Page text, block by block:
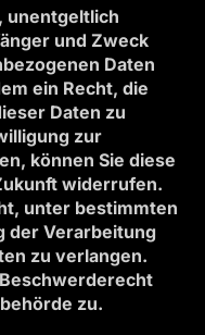
unentgeltlich
und Zweck
Daten
ein Recht, die
Daten zu
zur
können Sie diese
widerrufen.
unter bestimmten
der Verarbeitung
zu verlangen.
zu.